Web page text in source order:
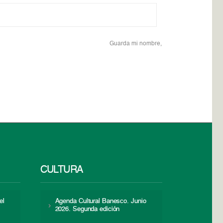
Guarda mi nombre,
CULTURA
Agenda Cultural Banesco. Junio
2026. Segunda edición